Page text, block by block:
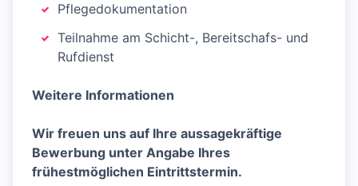
Pflegedokumentation
Teilnahme am Schicht-, Bereitschafs- und
Rufdienst
Weitere Informationen
Wir freuen uns auf Ihre aussagekräftige
Bewerbung unter Angabe Ihres
frühestmöglichen Eintrittstermin.